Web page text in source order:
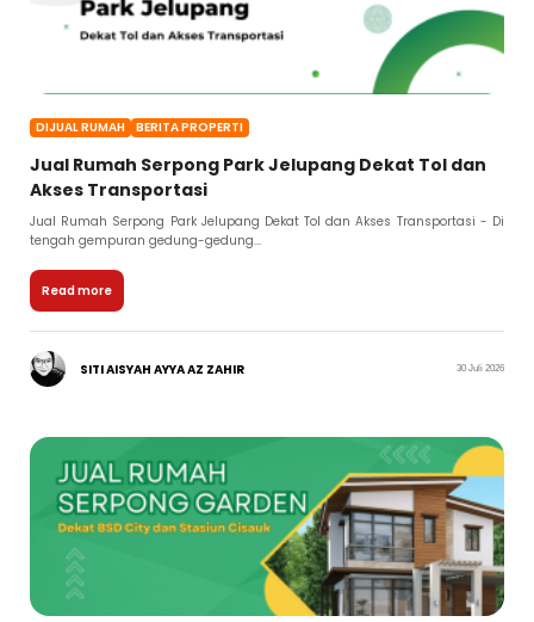
DIJUAL RUMAH BERITA PROPERTI
Jual Rumah Serpong Park Jelupang Dekat Tol dan
Akses Transportasi
Jual Rumah Serpong Park Jelupang Dekat Tol dan Akses Transportasi - Di
tengah gempuran gedung-gedung...
Read more
SITI AISYAH AYYA AZ ZAHIR 30 Juli 2026